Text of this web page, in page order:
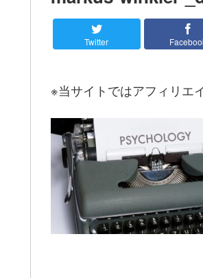
Twitter
※当サイトではアフィリエ